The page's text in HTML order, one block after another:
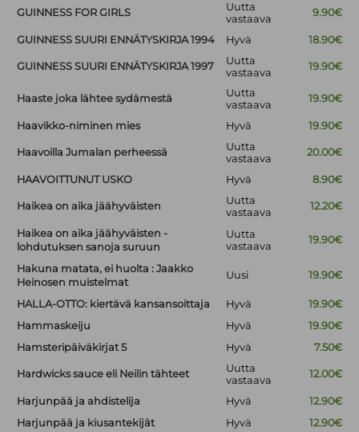
GUINNESS FOR GIRLS
Uutta
vastaava
9.90€
GUINNESS SUURI ENNÄTYSKIRJA 1994 Hyvä 18.90€
GUINNESS SUURI ENNÄTYSKIRJA 1997
Uutta
vastaava
19.90€
Haaste joka lähtee sydämestä
Uutta
vastaava
19.90€
Haavikko-niminen mies Hyvä 19.90€
Haavoilla Jumalan perheessä
Uutta
vastaava
20.00€
HAAVOITTUNUT USKO Hyvä 8.90€
Haikea on aika jäähyväisten
Uutta
vastaava
12.20€
Haikea on aika jäähyväisten -
lohdutuksen sanoja suruun
Uutta
vastaava
19.90€
Hakuna matata, ei huolta : Jaakko
Heinosen muistelmat
Uusi 19.90€
HALLA-OTTO: kiertävä kansansoittaja Hyvä
19.90€
Hammaskeiju
Hyvä
19.90€
Hamsteripäiväkirjat 5
Hyvä 7.50€
Hardwicks sauce eli Neilin tähteet
Uutta
vastaava
12.00€
Harjunpää ja ahdistelija Hyvä
12.90€
Harjunpää ja kiusantekijät
Hyvä
12.90€